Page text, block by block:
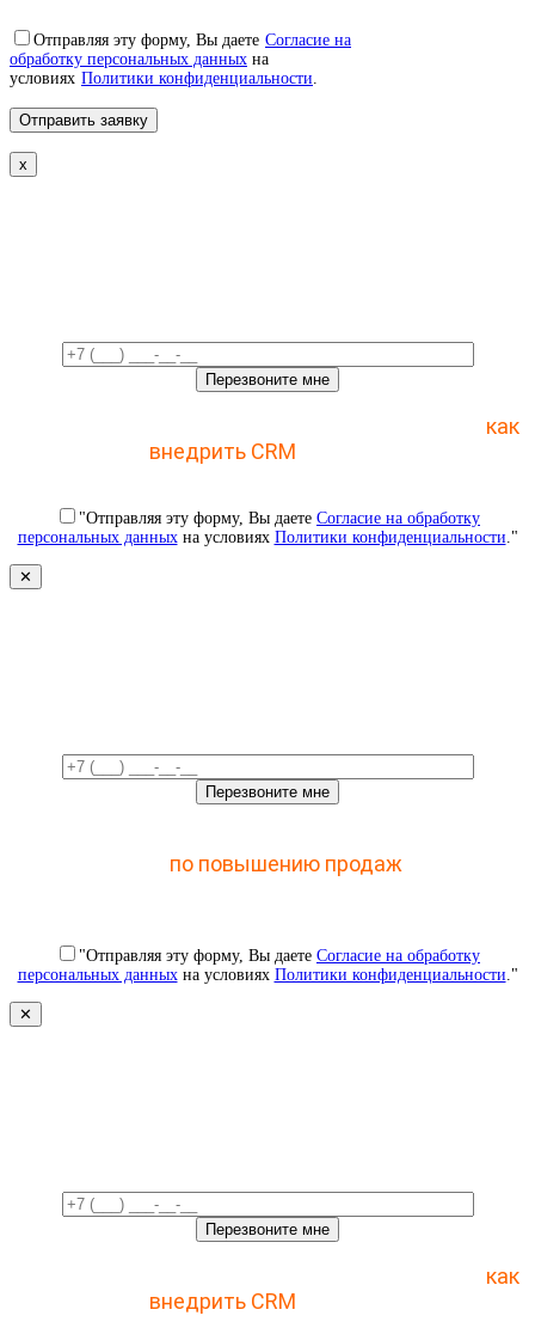
Отправляя эту форму, Вы даете Согласие на
обработку персональных данных на
условиях Политики конфиденциальности
x
как
внедрить CRM
"Отправляя эту форму, Вы даете Согласие на обработку
персональных данныхна условиях Политики конфиденциальности ."
✕
по повышению продаж
"Отправляя эту форму, Вы даете Согласие на обработку
персональных данныхна условиях Политики конфиденциальности ."
✕
как
внедрить CRM